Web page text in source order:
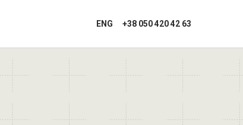
ENG +38 050 420 42 63